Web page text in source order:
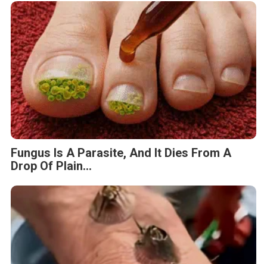
Fungus Is A Parasite, And It Dies From A
Drop Of Plain...